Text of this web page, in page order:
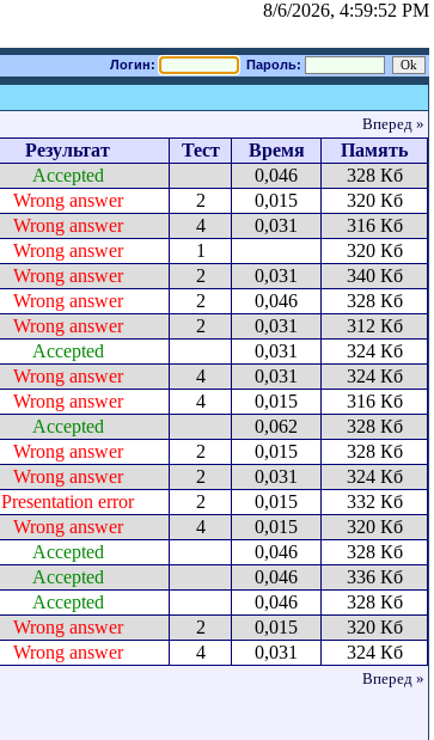
8/6/2026, 4:59:52 PM
Логин: Пароль:
Вперед »
Результат Тест Время
Память
Accepted 0,046
328 Кб
Wrong answer 2 0,015
320 Кб
Wrong answer 4 0,031
316 Кб
Wrong answer 1
320 Кб
Wrong answer 2 0,031
340 Кб
Wrong answer 2 0,046
328 Кб
Wrong answer 2 0,031
312 Кб
Accepted 0,031
324 Кб
Wrong answer 4 0,031
324 Кб
Wrong answer 4 0,015
316 Кб
Accepted 0,062
328 Кб
Wrong answer 2 0,015
328 Кб
Wrong answer 2 0,031
324 Кб
Presentation error 2 0,015
332 Кб
Wrong answer 4 0,015
320 Кб
Accepted 0,046
328 Кб
Accepted 0,046
336 Кб
Accepted 0,046
328 Кб
Wrong answer 2 0,015
320 Кб
Wrong answer 4 0,031 324 Кб
Вперед »